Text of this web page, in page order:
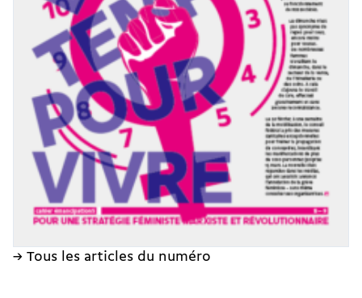
→ Tous les articles du numéro